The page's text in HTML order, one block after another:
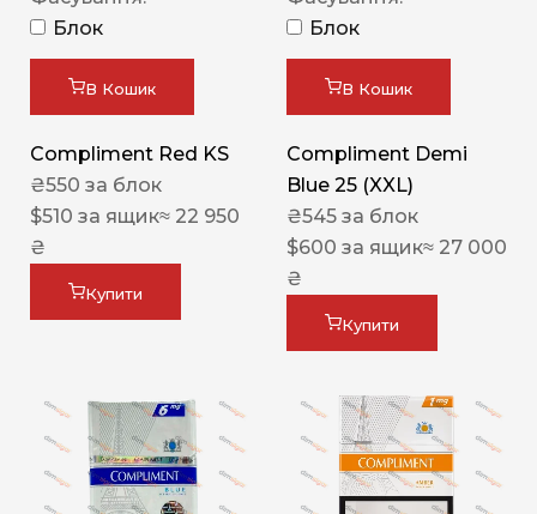
Блок
В Кошик
Compliment Red KS
₴550 за блок
$510 за ящик≈ 22 950
₴
Купити
Блок
В Кошик
Compliment Demi
Blue 25 (XXL)
₴545 за блок
$600 за ящик≈ 27 000
₴
Купити